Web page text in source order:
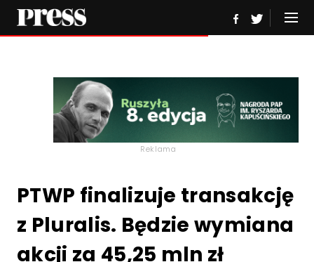
Reklama
PTWP finalizuje transakcję
z Pluralis. Będzie wymiana
akcji za 45,25 mln zł